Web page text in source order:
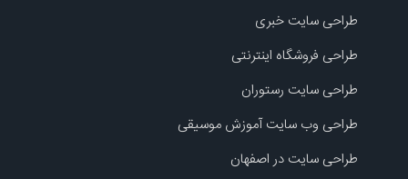
طراحی سایت خبری
طراحی فروشگاه اینترنتی
طراحی سایت رستوران
طراحی وب سایت آموزش موسیقی
طراحی سایت در اصفهان